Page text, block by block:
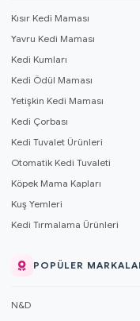
Kısır Kedi Maması
Yavru Kedi Maması
Kedi Kumları
Kedi Ödül Maması
Yetişkin Kedi Maması
Kedi Çorbası
Kedi Tuvalet Ürünleri
Otomatik Kedi Tuvaleti
Köpek Mama Kapları
Kuş Yemleri
Kedi Tırmalama Ürünleri
POPÜLER
N&D